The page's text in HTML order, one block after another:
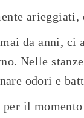
da anni, ci
Nelle
odori e
il